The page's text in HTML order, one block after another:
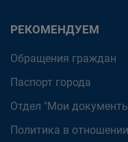
РЕКОМЕНДУЕМ
Обращения граждан
Паспорт города
Отдел "Мои
Политика в